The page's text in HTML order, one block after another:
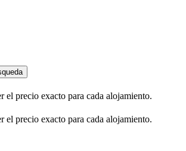
el precio exacto para cada alojamiento.
el precio exacto para cada alojamiento.